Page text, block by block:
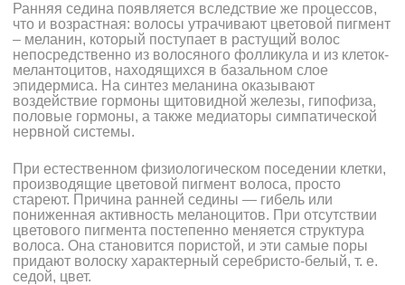
Ранняя седина появляется вследствие же процессов,
что и возрастная: волосы утрачивают цветовой пигмент
– меланин, который поступает в растущий волос
непосредственно из волосяного фолликула и из клеток-
мелантоцитов, находящихся в базальном слое
эпидермиса. На синтез меланина оказывают
воздействие гормоны щитовидной железы, гипофиза,
половые гормоны, а также медиаторы симпатической
нервной системы.
При естественном физиологическом поседении клетки,
производящие цветовой пигмент волоса, просто
стареют. Причина ранней седины — гибель или
пониженная активность меланоцитов. При отсутствии
цветового пигмента постепенно меняется структура
волоса. Она становится пористой, и эти самые поры
придают волоску характерный серебристо-белый, т. е.
седой, цвет.